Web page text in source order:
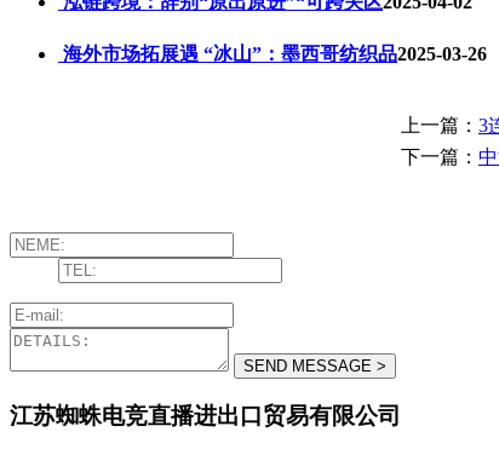
海外市场拓展遇 “冰山”：墨西哥纺织品2025-03-26
上一篇： 3
下一篇：
江苏蜘蛛电竞直播进出口贸易有限公司